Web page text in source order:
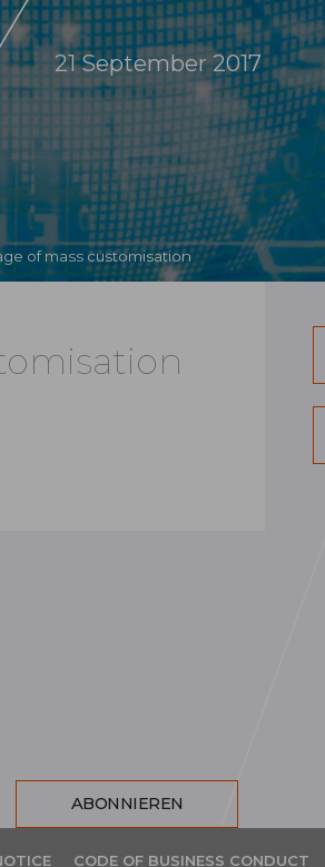
of mass customisation
21 September 2017
ABONNIEREN
CODE OF BUSINESS CONDUCT